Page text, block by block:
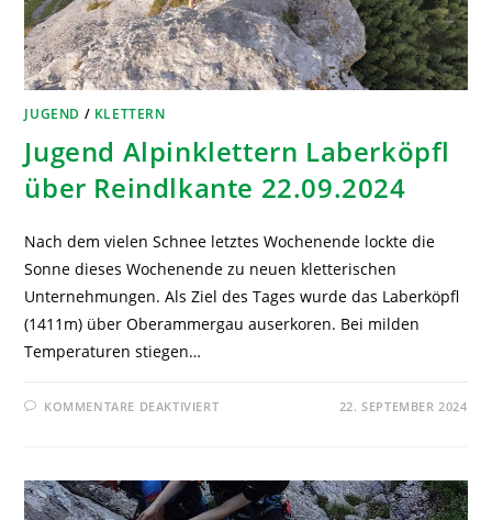
JUGEND / KLETTERN
Jugend Alpinklettern Laberköpfl
über Reindlkante 22.09.2024
Nach dem vielen Schnee letztes Wochenende lockte die
Sonne dieses Wochenende zu neuen kletterischen
Unternehmungen. Als Ziel des Tages wurde das Laberköpfl
(1411m) über Oberammergau auserkoren. Bei milden
Temperaturen stiegen…
KOMMENTARE DEAKTIVIERT 22. SEPTEMBER 2024